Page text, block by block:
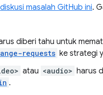
diskusi masalah GitHub ini.
diberi tahu untuk
requests ke strategi
atau <audio> harus
.